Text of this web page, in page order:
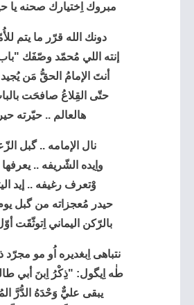
مبروك اِختيارك صحنه يا
دونك الله قرّر ما يتم
إنته اللي مُحمّد وصّفَك
أنتَ الإمامُ الحقُّ مَن
حتّى القِلاعُ صافحَت
هالعالم .. حيّرته
نال الإمامه .. گبل
واِيده الشّريفه ..
وْتعرف رغيفه .. إيد
حيدر مُعجزاته من گبل يوم
بالرّكن اليماني اِتوثّقَت
نتباهى اِبغديره اُو مو مجرّد
طٰه اِيگول: "ذِكْرُ اِبنَ أبي
يبقى عليٌّ وَحْدَهُ الدُّرَّ